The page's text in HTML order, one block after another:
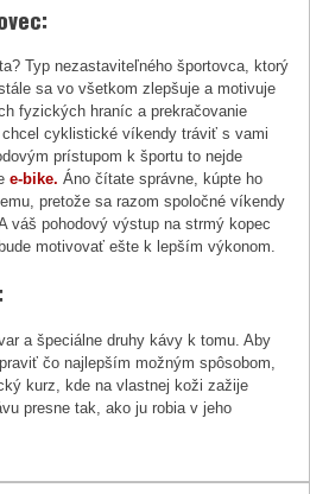
Typ nezastaviteľného športovca, ktorý
sa vo všetkom zlepšuje a motivuje
fyzických hraníc a prekračovanie
chcel cyklistické víkendy tráviť s vami
prístupom k športu to nejde
e-bike. Áno čítate správne, kúpte ho
pretože sa razom spoločné víkendy
váš pohodový výstup na strmý kopec
motivovať ešte k lepším výkonom.
a špeciálne druhy kávy k tomu. Aby
čo najlepším možným spôsobom,
kurz, kde na vlastnej koži zažije
presne tak, ako ju robia v jeho